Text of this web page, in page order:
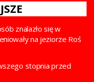
znalazło się w
na jeziorze Roś
stopnia przed